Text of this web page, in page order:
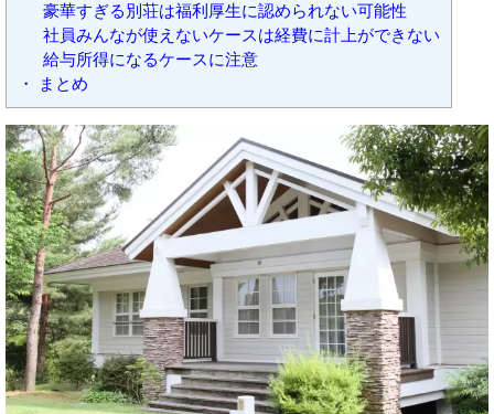
豪華すぎる別荘は福利厚生に認められない可能性
社員みんなが使えないケースは経費に計上ができない
給与所得になるケースに注意
・ まとめ